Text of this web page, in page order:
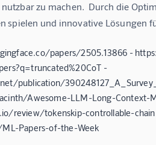
zu machen.  Durch die
spielen und innovative Lösungen
papers/2505.13866 -
-
publication/
Awesome-LLM-Long-Context-
review/tokenskip-controllable-
Papers-of-the-Week